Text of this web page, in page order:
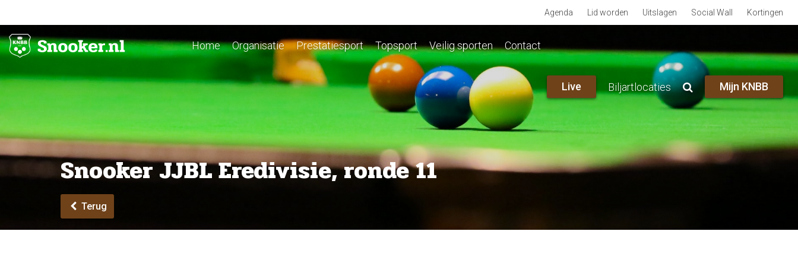
Agenda Lid worden Uitslagen Social Wall Kortingen
Home Organisatie Prestatiesport Topsport Veilig sporten Contact
Live Biljartlocaties Mijn KNBB
Snooker JJBL Eredivisie, ronde 11
Terug